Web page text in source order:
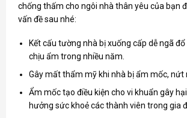
chống thấm cho ngôi nhà thân yêu của bạn
vấn đề sau nhé:
Kết cấu tường nhà bị xuống cấp dễ ngã
chịu ẩm trong nhiều năm.
Gây mất thẩm mỹ khi nhà bị ẩm mốc, nứt
Ẩm mốc tạo điều kiện cho vi khuẩn gây
hưởng sức khoẻ các thành viên trong gia